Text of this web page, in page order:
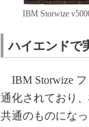
IBM Storwize
ハイエンドで
IBM Storwize フ
通化されており
共通のものにな